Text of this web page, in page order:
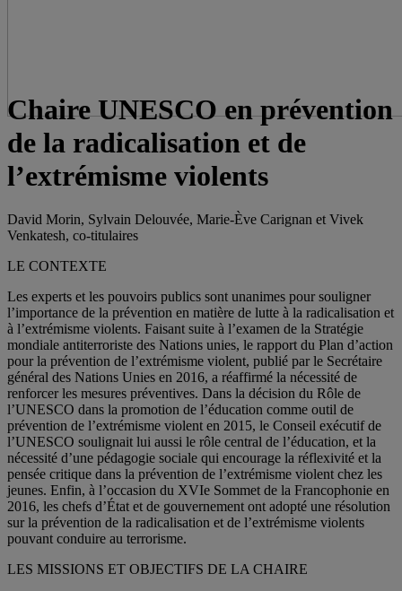
Chaire UNESCO en prévention
de la radicalisation et de
l’extrémisme violents
David Morin, Sylvain Delouvée, Marie-Ève Carignan et Vivek
Venkatesh, co-titulaires
LE CONTEXTE
Les experts et les pouvoirs publics sont unanimes pour souligner
l’importance de la prévention en matière de lutte à la radicalisation et
à l’extrémisme violents. Faisant suite à l’examen de la Stratégie
mondiale antiterroriste des Nations unies, le rapport du Plan d’action
pour la prévention de l’extrémisme violent, publié par le Secrétaire
général des Nations Unies en 2016, a réaffirmé la nécessité de
renforcer les mesures préventives. Dans la décision du Rôle de
l’UNESCO dans la promotion de l’éducation comme outil de
prévention de l’extrémisme violent en 2015, le Conseil exécutif de
l’UNESCO soulignait lui aussi le rôle central de l’éducation, et la
nécessité d’une pédagogie sociale qui encourage la réflexivité et la
pensée critique dans la prévention de l’extrémisme violent chez les
jeunes. Enfin, à l’occasion du XVIe Sommet de la Francophonie en
2016, les chefs d’État et de gouvernement ont adopté une résolution
sur la prévention de la radicalisation et de l’extrémisme violents
pouvant conduire au terrorisme.
LES MISSIONS ET OBJECTIFS DE LA CHAIRE